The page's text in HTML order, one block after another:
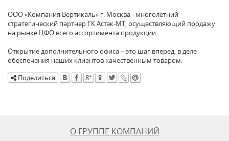
ООО «Компания Вертикаль» г. Москва - многолетний
стратегический партнер ГК Астэк-МТ, осуществляющий продажу
на рынке ЦФО всего ассортимента продукции.
Открытие дополнительного офиса – это шаг вперед, в деле
обеспечения наших клиентов качественным товаром.
Поделиться
О ГРУППЕ КОМПАНИЙ